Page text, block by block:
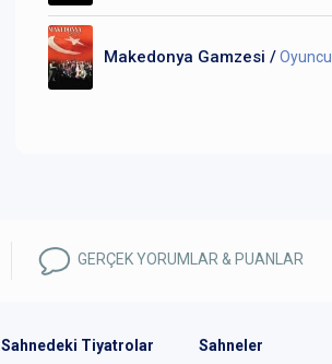
Makedonya Gamzesi /Oyuncu
GERÇEK YORUMLAR & PUANLAR
Sahnedeki Tiyatrolar Sahneler